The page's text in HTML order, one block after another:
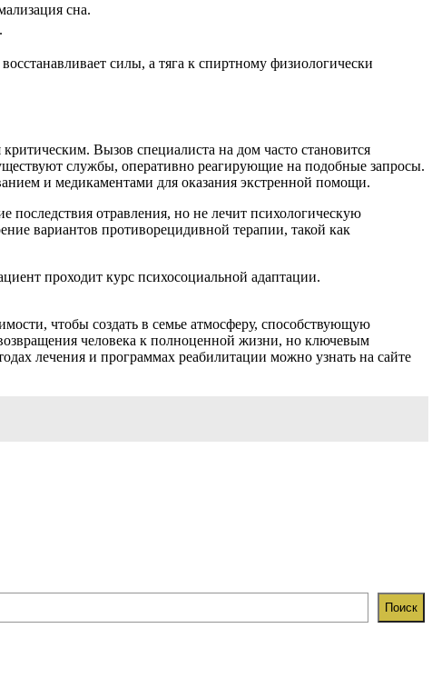
сна.
силы, а тяга к спиртному физиологически
Вызов специалиста на дом часто становится
службы, оперативно реагирующие на подобные запросы.
и медикаментами для оказания экстренной помощи.
отравления, но не лечит психологическую
вариантов противорецидивной терапии, такой как
проходит курс психосоциальной адаптации.
чтобы создать в семье атмосферу, способствующую
человека к полноценной жизни, но ключевым
лечения и программах реабилитации можно узнать на сайте
Поиск